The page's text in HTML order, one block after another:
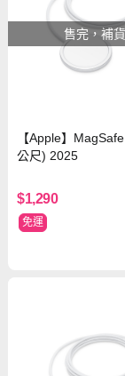
售完，補
【Apple】
公尺) 2025
$1,290
免運